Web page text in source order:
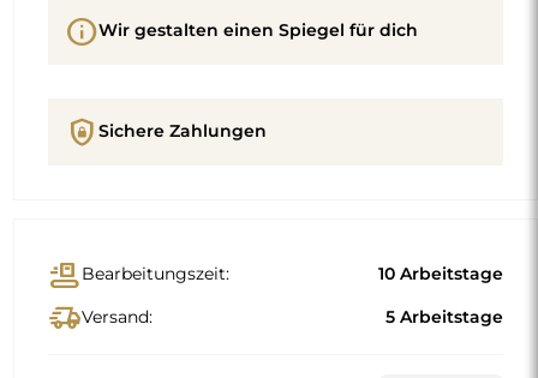
infoWir gestalten einen Spiegel für dich
shield_lock Sichere Zahlungen
conveyor_beltBearbeitungszeit: 10 Arbeitstage
delivery_truck_speedVersand: 5 Arbeitstage